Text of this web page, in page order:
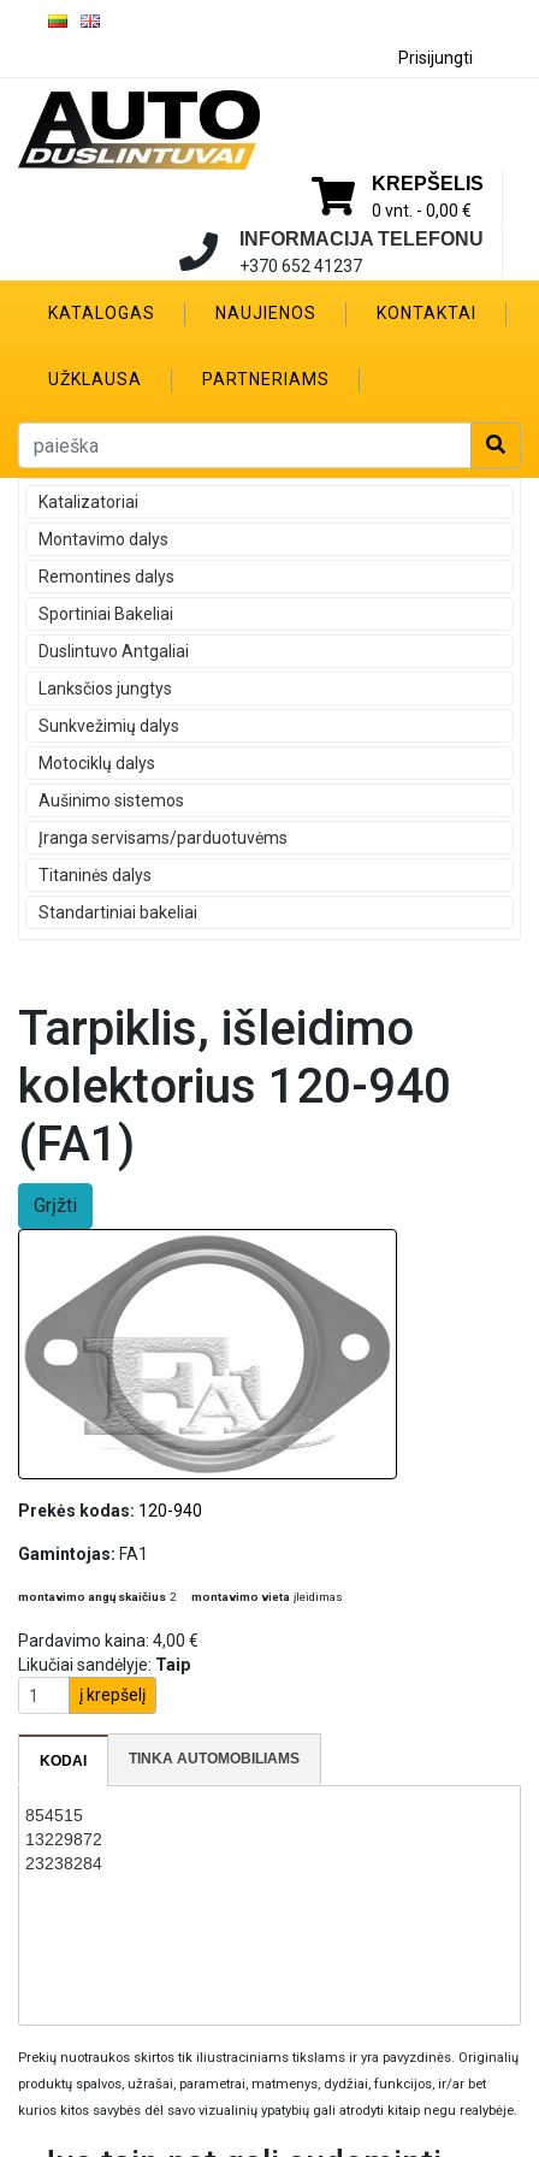
Prisijungti
KREPŠELIS
0 vnt. - 0,00 €
INFORMACIJA TELEFONU
+370 652 41237
KATALOGAS NAUJIENOS KONTAKTAI
UŽKLAUSA PARTNERIAMS
Katalizatoriai
Montavimo dalys
Remontines dalys
Sportiniai Bakeliai
Duslintuvo Antgaliai
Lanksčios jungtys
Sunkvežimių dalys
Motociklų dalys
Aušinimo sistemos
Įranga servisams/parduotuvėms
Titaninės dalys
Standartiniai bakeliai
Tarpiklis, išleidimo
kolektorius 120-940
(FA1)
Grįžti
Prekės kodas: 120-940
Gamintojas: FA1
montavimo angų skaičius 2 montavimo vieta įleidimas
Pardavimo kaina: 4,00 €
Likučiai sandėlyje: Taip
į krepšelį
KODAI TINKA AUTOMOBILIAMS
854515
13229872
23238284
Prekių nuotraukos skirtos tik iliustraciniams tikslams ir yra pavyzdinės. Originalių
produktų spalvos, užrašai, parametrai, matmenys, dydžiai, funkcijos, ir/ar bet
kurios kitos savybės dėl savo vizualinių ypatybių gali atrodyti kitaip negu realybėje.